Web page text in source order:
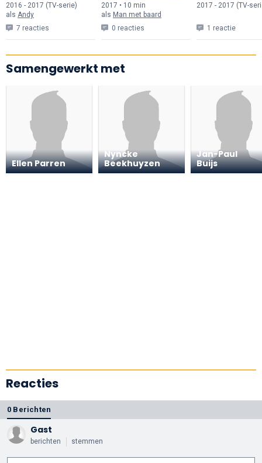
2016 - 2017 (TV-serie)
als Andy
7 reacties
2017 • 10 min
als Man met baard
0 reacties
2017 - 2017 (TV-
1 reactie
Samengewerkt met
Ellen Parren
Nyncke
Beekhuyzen
Jan-Paul
Buijs
Reacties
0 Berichten
Gast
berichten stemmen